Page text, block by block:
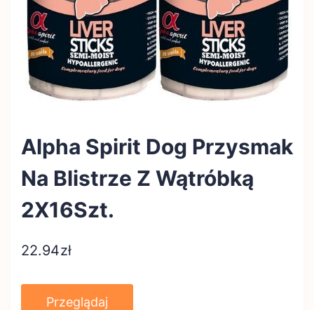
Alpha Spirit Dog Przysmak
Na Blistrze Z Wątróbką
2X16Szt.
22.94zł
Przeglądaj